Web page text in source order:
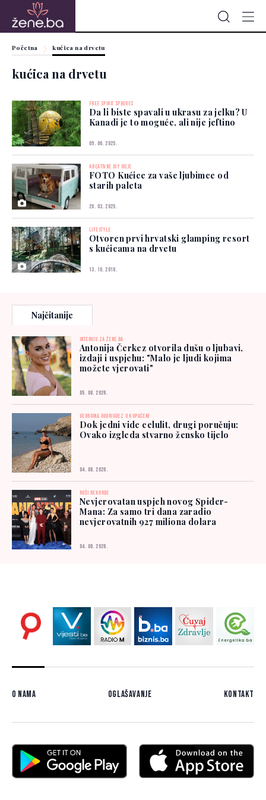
Početna kućica na drvetu
kućica na drvetu
FREE SPIRIT SPHERES
Da li biste spavali u ukrasu za jelku? U
Kanadi je to moguće, ali nije jeftino
09. 06. 2025.
KREATIVNE DIY IDEJE
FOTO Kućice za vaše ljubimce od
starih paleta
20. 03. 2025.
LIFESTYLE
Otvoren prvi hrvatski glamping resort
s kućicama na drvetu
13. 10. 2018.
Najčitanije
INTERVJU ZA ŽENE.BA
Antonija Čerkez otvorila dušu o ljubavi,
izdaji i uspjehu: "Malo je ljudi kojima
možete vjerovati"
05. 08. 2026.
GEORGINA RODRIGUEZ U KUPAĆEM
Dok jedni vide celulit, drugi poručuju:
Ovako izgleda stvarno žensko tijelo
04. 08. 2026.
RUŠI REKORDE
Nevjerovatan uspjeh novog Spider-
Mana: Za samo tri dana zaradio
nevjerovatnih 927 miliona dolara
04. 08. 2026.
O nama Oglašavanje Kontakt